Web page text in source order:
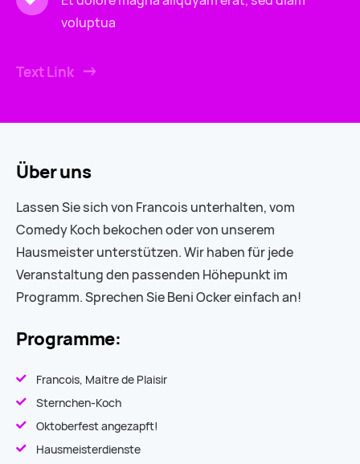
voluptua
Text Link
Über uns
Lassen Sie sich von Francois unterhalten, vom
Comedy Koch bekochen oder von unserem
Hausmeister unterstützen. Wir haben für jede
Veranstaltung den passenden Höhepunkt im
Programm. Sprechen Sie Beni Ocker einfach an!
Programme:
Francois, Maitre de Plaisir
Sternchen-Koch
Oktoberfest angezapft!
Hausmeisterdienste